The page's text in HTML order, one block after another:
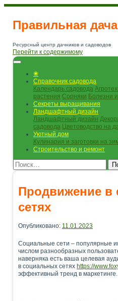
Правильная дача
Ресурсный центр дачников и садоводов
Перейти к содержимому
❀
Справочник садовода
Календарь садовода
растения Сорняки Болезни
Секреты выращивания
Ландшафтный дизайн
Ландшафтный дизайн
садовода Цветоводство на
Уютный дом
Кулинария и заготовки на
Строительство и ремонт
Продвижение в
сетях
Опубликовано: 11.01.2023
Социальные сети – популярные
числом разнообразных
наверняка есть ваша целевая
в социальных сетях https://
эффективный тренд в маркетинге.